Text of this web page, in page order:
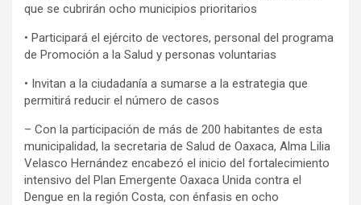
que se cubrirán ocho municipios prioritarios
• Participará el ejército de vectores, personal del programa
de Promoción a la Salud y personas voluntarias
• Invitan a la ciudadanía a sumarse a la estrategia que
permitirá reducir el número de casos
– Con la participación de más de 200 habitantes de esta
municipalidad, la secretaria de Salud de Oaxaca, Alma Lilia
Velasco Hernández encabezó el inicio del fortalecimiento
intensivo del Plan Emergente Oaxaca Unida contra el
Dengue en la región Costa, con énfasis en ocho